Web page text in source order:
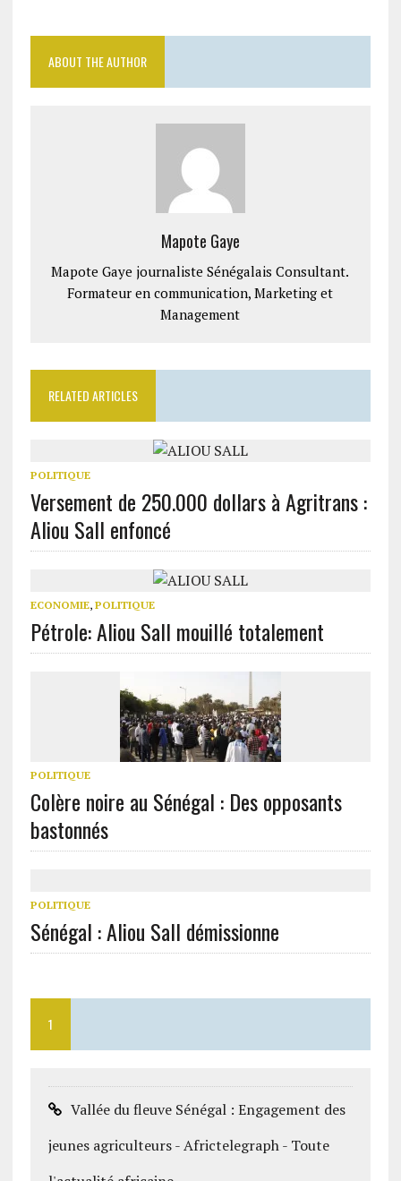
ABOUT THE AUTHOR
Mapote Gaye
Mapote Gaye journaliste Sénégalais Consultant.
Formateur en communication, Marketing et
Management
RELATED ARTICLES
POLITIQUE
Versement de 250.000 dollars à Agritrans :
Aliou Sall enfoncé
ECONOMIE, POLITIQUE
Pétrole: Aliou Sall mouillé totalement
POLITIQUE
Colère noire au Sénégal : Des opposants
bastonnés
POLITIQUE
Sénégal : Aliou Sall démissionne
1
Vallée du fleuve Sénégal : Engagement des
jeunes agriculteurs - Africtelegraph - Toute